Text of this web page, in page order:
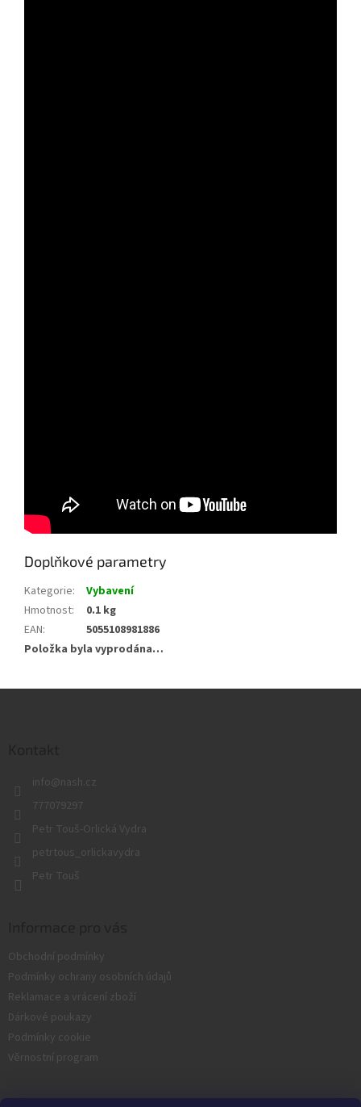
Doplňkové parametry
Kategorie:
Vybavení
Hmotnost:
0.1 kg
EAN:
5055108981886
Položka byla vyprodána…
info@nash.cz
777079297
Petr Touš-Orlická Vydra
petrtous_orlickavydra
Petr Touš
Obchodní podmínky
Podmínky ochrany osobních údajů
Reklamace a vrácení zboží
Dárkové poukazy
Podmínky cookie
Věrnostní program